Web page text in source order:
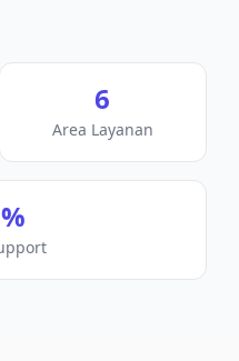
6
Area Layanan